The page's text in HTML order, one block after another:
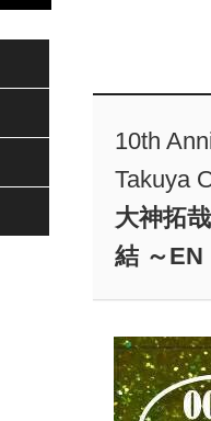
10th
Takuya
大神拓
結 ～EN